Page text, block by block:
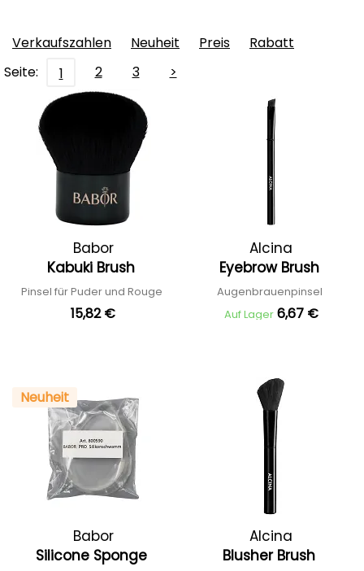
Verkaufszahlen Neuheit Preis
Rabatt
Seite:
1 2 3 >
Babor
Kabuki Brush
Pinsel für Puder und Rouge
15,82 €
Alcina
Eyebrow Brush
Augenbrauenpinsel
Auf Lager 6,67 €
Neuheit
Babor
Silicone Sponge
Alcina
Blusher Brush